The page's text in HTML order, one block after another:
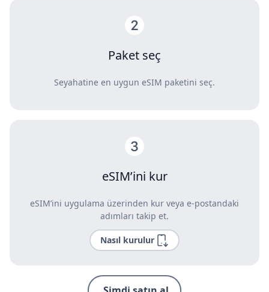
Paket seç
Seyahatine en uygun eSIM paketini seç.
eSIM’ini kur
eSIM’ini uygulama üzerinden kur veya e-postandaki
adımları takip et.
Nasıl kurulur